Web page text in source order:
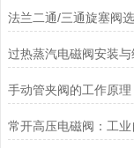
法兰二通/三通旋塞阀
手动管夹阀的工作原理